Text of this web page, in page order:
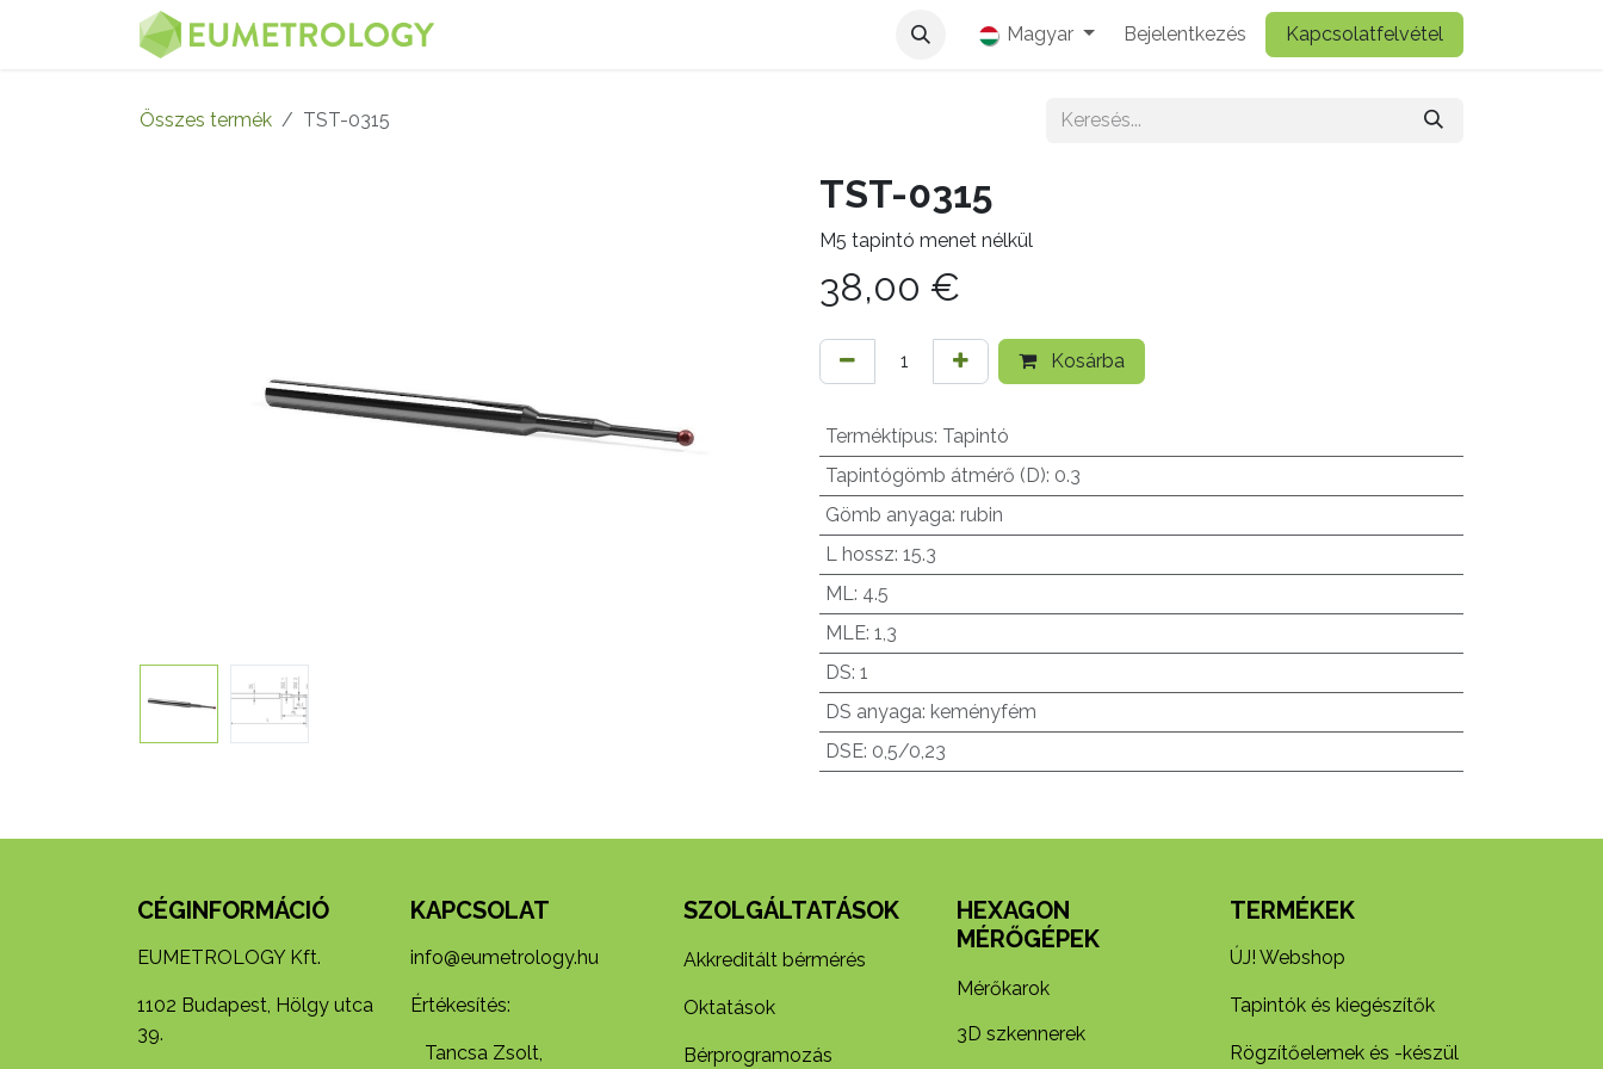
Kihagyás és továbblépés a tartalomhoz
Magyar Bejelentkezés Kapcsolatfelvétel
Összes termék TST-0315
TST-0315
M5 tapintó menet nélkül
38,00 €
Kosárba
Terméktípus: Tapintó
Tapintógömb átmérő (D): 0.3
Gömb anyaga: rubin
L hossz: 15.3
ML: 4.5
MLE: 1,3
DS: 1
DS anyaga: keményfém
DSE: 0,5/0,23
CÉGINFORMÁCIÓ
EUMETROLOGY Kft.
1102 Budapest, Hölgy utca
39.
KAPCSOLAT
info@eumetrology.hu
Értékesítés:
Tancsa Zsolt,
SZOLGÁLTATÁSOK
Akkreditált bérmérés
Oktatások
Bérprogramozás
HEXAGON
MÉRŐGÉPEK
Mérőkarok
3D szkennerek
TERMÉKEK
ÚJ! Webshop
Tapintók és kiegészítők
Rögzítőelemek és -készül​